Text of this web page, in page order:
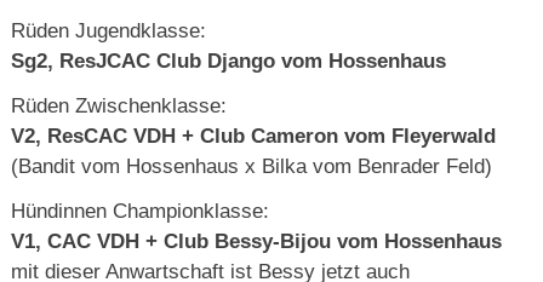
Rüden Jugendklasse:
Sg2, ResJCAC Club Django vom Hossenhaus
Rüden Zwischenklasse:
V2, ResCAC VDH + Club Cameron vom Fleyerwald
(Bandit vom Hossenhaus x Bilka vom Benrader Feld)
Hündinnen Championklasse:
V1, CAC VDH + Club Bessy-Bijou vom Hossenhaus
mit dieser Anwartschaft ist Bessy jetzt auch